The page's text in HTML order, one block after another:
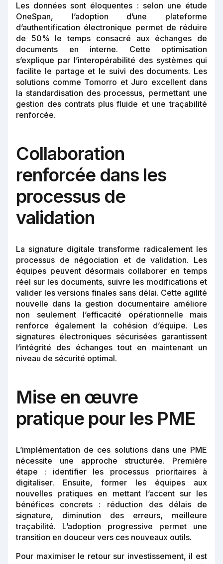
Les données sont éloquentes : selon une étude
OneSpan, l’adoption d’une plateforme
d’authentification électronique permet de réduire
de 50% le temps consacré aux échanges de
documents en interne. Cette optimisation
s’explique par l’interopérabilité des systèmes qui
facilite le partage et le suivi des documents. Les
solutions comme Tomorro et Juro excellent dans
la standardisation des processus, permettant une
gestion des contrats plus fluide et une traçabilité
renforcée.
Collaboration
renforcée dans les
processus de
validation
La signature digitale transforme radicalement les
processus de négociation et de validation. Les
équipes peuvent désormais collaborer en temps
réel sur les documents, suivre les modifications et
valider les versions finales sans délai. Cette agilité
nouvelle dans la gestion documentaire améliore
non seulement l’efficacité opérationnelle mais
renforce également la cohésion d’équipe. Les
signatures électroniques sécurisées garantissent
l’intégrité des échanges tout en maintenant un
niveau de sécurité optimal.
Mise en œuvre
pratique pour les PME
L’implémentation de ces solutions dans une PME
nécessite une approche structurée. Première
étape : identifier les processus prioritaires à
digitaliser. Ensuite, former les équipes aux
nouvelles pratiques en mettant l’accent sur les
bénéfices concrets : réduction des délais de
signature, diminution des erreurs, meilleure
traçabilité. L’adoption progressive permet une
transition en douceur vers ces nouveaux outils.
Pour maximiser le retour sur investissement, il est